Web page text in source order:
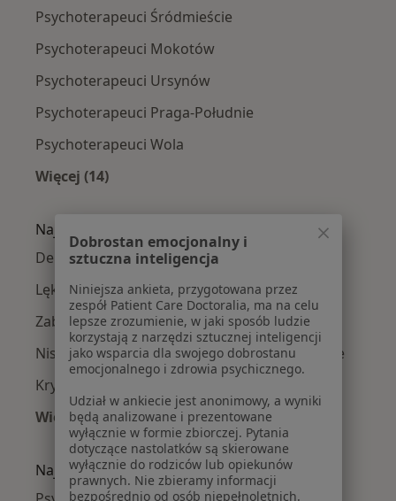
Psychoterapeuci Śródmieście
Psychoterapeuci Mokotów
Psychoterapeuci Ursynów
Psychoterapeuci Praga-Południe
Psychoterapeuci Wola
Więcej (14)
Najczęście leczone choroby
Depresja w Warszawie
Lęki w Warszawie
Zaburzenia lękowe w Warszawie
Niskie poczucie własnej wartości w Warszawie
Kryzys emocjonalny w Warszawie
Więcej (15)
Więcej w kategorii: Najczęście leczone
Najpopularniejsze ubezpieczenia
Dobrostan emocjonalny i
sztuczna inteligencja
Niniejsza ankieta, przygotowana przez
zespół Patient Care Doctoralia, ma na celu
lepsze zrozumienie, w jaki sposób ludzie
korzystają z narzędzi sztucznej inteligencji
jako wsparcia dla swojego dobrostanu
emocjonalnego i zdrowia psychicznego.
Udział w ankiecie jest anonimowy, a wyniki
będą analizowane i prezentowane
wyłącznie w formie zbiorczej. Pytania
dotyczące nastolatków są skierowane
wyłącznie do rodziców lub opiekunów
prawnych. Nie zbieramy informacji
bezpośrednio od osób niepełnoletnich.